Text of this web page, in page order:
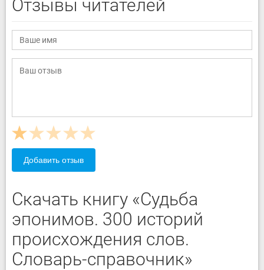
Отзывы читателей
Добавить отзыв
Скачать книгу «Судьба
эпонимов. 300 историй
происхождения слов.
Словарь-справочник»